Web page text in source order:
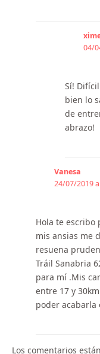
04/
Sí!
bien lo
de
abrazo!
Vanesa
24/07/2019
Hola te escribo
mis ansias me
resuena
Tráil Sanabria
para mí .Mis
entre 17 y
poder acabarla
Los comentarios